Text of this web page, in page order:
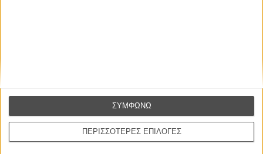
ΠΕΡΙΣΣΟΤΕΡΕΣ ΕΠΙΛΟΓΕΣ
ΣΥΜΦΩΝΩ